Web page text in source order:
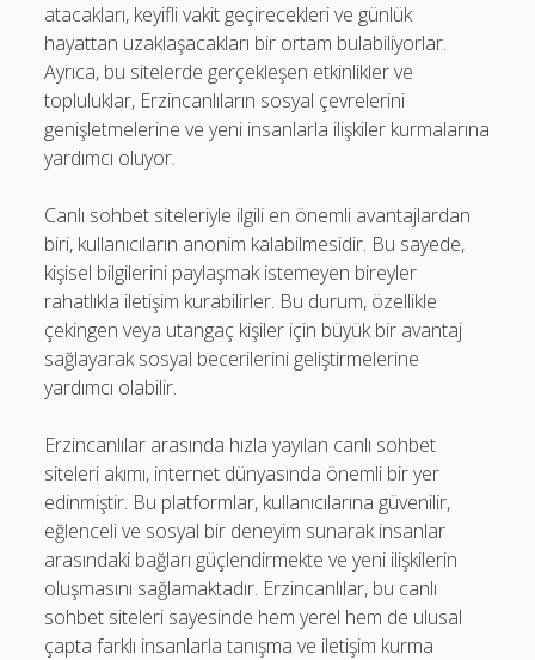
atacakları, keyifli vakit geçirecekleri ve günlük
hayattan uzaklaşacakları bir ortam bulabiliyorlar.
Ayrıca, bu sitelerde gerçekleşen etkinlikler ve
topluluklar, Erzincanlıların sosyal çevrelerini
genişletmelerine ve yeni insanlarla ilişkiler kurmalarına
yardımcı oluyor.
Canlı sohbet siteleriyle ilgili en önemli avantajlardan
biri, kullanıcıların anonim kalabilmesidir. Bu sayede,
kişisel bilgilerini paylaşmak istemeyen bireyler
rahatlıkla iletişim kurabilirler. Bu durum, özellikle
çekingen veya utangaç kişiler için büyük bir avantaj
sağlayarak sosyal becerilerini geliştirmelerine
yardımcı olabilir.
Erzincanlılar arasında hızla yayılan canlı sohbet
siteleri akımı, internet dünyasında önemli bir yer
edinmiştir. Bu platformlar, kullanıcılarına güvenilir,
eğlenceli ve sosyal bir deneyim sunarak insanlar
arasındaki bağları güçlendirmekte ve yeni ilişkilerin
oluşmasını sağlamaktadır. Erzincanlılar, bu canlı
sohbet siteleri sayesinde hem yerel hem de ulusal
çapta farklı insanlarla tanışma ve iletişim kurma